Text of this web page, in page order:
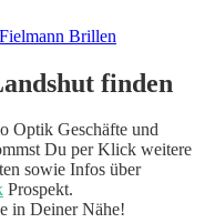
Fielmann Brillen
finden
Optik Geschäfte und
Du per Klick weitere
sowie Infos über
Prospekt.
in Deiner Nähe!